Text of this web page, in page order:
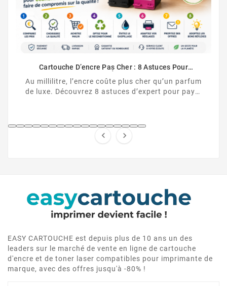
Pas Cher : 8 Astuces Pour
coûte plus cher qu’un parfum
8 astuces d’expert pour payer
Comment Désactiver
Cartouche HP
comment
 
EASY CARTOUCHE est depuis plus de 10 ans un des
leaders sur le marché de vente en ligne de cartouche
d'encre et de toner laser compatibles pour imprimante de
marque, avec des offres jusqu'à -80% !